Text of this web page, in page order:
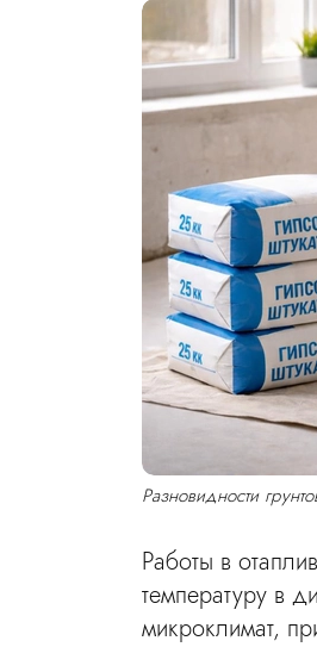
Разновидности
Работы в
температуру в
микроклимат,